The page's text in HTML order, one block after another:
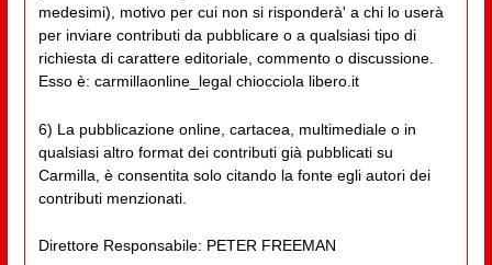
medesimi), motivo per cui non si risponderà' a chi lo userà
per inviare contributi da pubblicare o a qualsiasi tipo di
richiesta di carattere editoriale, commento o discussione.
Esso è: carmillaonline_legal chiocciola libero.it
6) La pubblicazione online, cartacea, multimediale o in
qualsiasi altro format dei contributi già pubblicati su
Carmilla, è consentita solo citando la fonte egli autori dei
contributi menzionati.
Direttore Responsabile: PETER FREEMAN